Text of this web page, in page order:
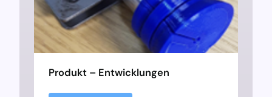
Produkt – Entwicklungen